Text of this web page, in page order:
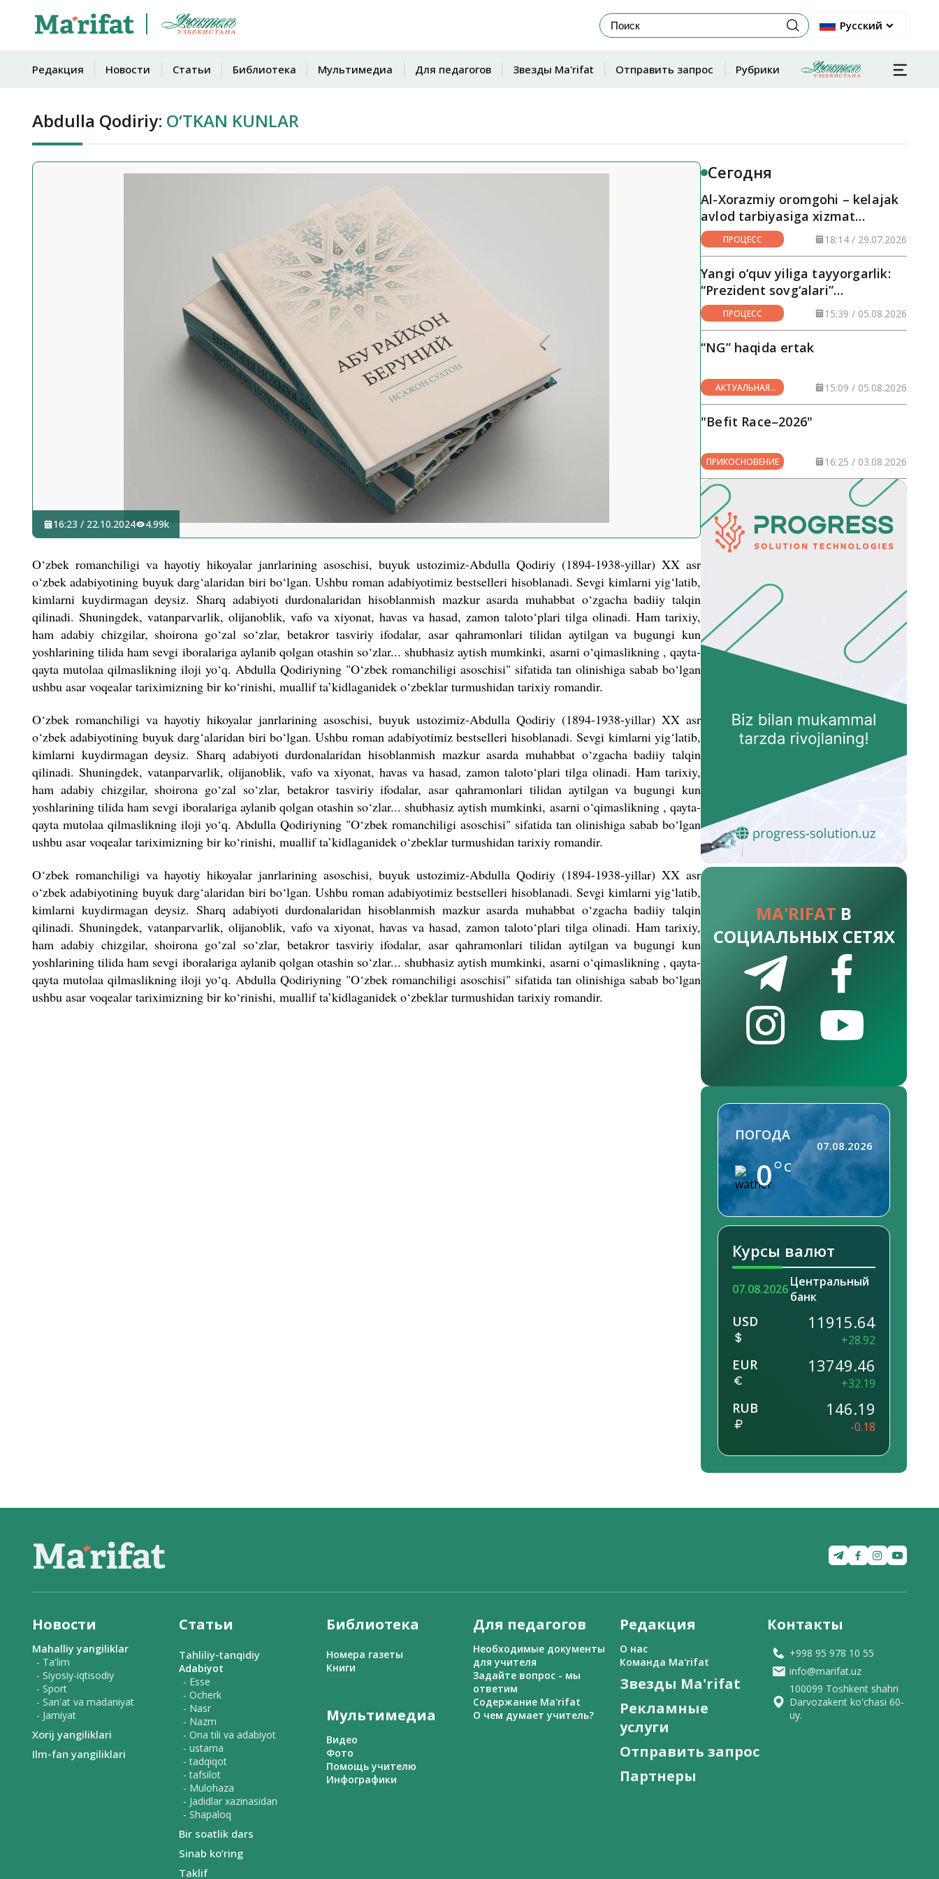
Русский
Редакция Новости Статьи Библиотека Мультимедиа Для педагогов Звезды Ma'rifat Отправить запрос Рубрики
Abdulla Qodiriy: O‘TKAN KUNLAR
16:23 / 22.10.2024 4.99k
O‘zbek romanchiligi va hayotiy hikoyalar janrlarining asoschisi, buyuk ustozimiz-Abdulla Qodiriy (1894-1938-yillar) XX asr
o‘zbek adabiyotining buyuk darg‘alaridan biri bo‘lgan. Ushbu roman adabiyotimiz bestselleri hisoblanadi. Sevgi kimlarni yig‘latib,
kimlarni kuydirmagan deysiz. Sharq adabiyoti durdonalaridan hisoblanmish mazkur asarda muhabbat o‘zgacha badiiy talqin
qilinadi. Shuningdek, vatanparvarlik, olijanoblik, vafo va xiyonat, havas va hasad, zamon taloto‘plari tilga olinadi. Ham tarixiy,
ham adabiy chizgilar, shoirona go‘zal so‘zlar, betakror tasviriy ifodalar, asar qahramonlari tilidan aytilgan va bugungi kun
yoshlarining tilida ham sevgi iboralariga aylanib qolgan otashin so‘zlar... shubhasiz aytish mumkinki, asarni o‘qimaslikning , qayta-
qayta mutolaa qilmaslikning iloji yo‘q. Abdulla Qodiriyning "O‘zbek romanchiligi asoschisi" sifatida tan olinishiga sabab bo‘lgan
ushbu asar voqealar tariximizning bir ko‘rinishi, muallif ta’kidlaganidek o‘zbeklar turmushidan tarixiy romandir.
O‘zbek romanchiligi va hayotiy hikoyalar janrlarining asoschisi, buyuk ustozimiz-Abdulla Qodiriy (1894-1938-yillar) XX asr
o‘zbek adabiyotining buyuk darg‘alaridan biri bo‘lgan. Ushbu roman adabiyotimiz bestselleri hisoblanadi. Sevgi kimlarni yig‘latib,
kimlarni kuydirmagan deysiz. Sharq adabiyoti durdonalaridan hisoblanmish mazkur asarda muhabbat o‘zgacha badiiy talqin
qilinadi. Shuningdek, vatanparvarlik, olijanoblik, vafo va xiyonat, havas va hasad, zamon taloto‘plari tilga olinadi. Ham tarixiy,
ham adabiy chizgilar, shoirona go‘zal so‘zlar, betakror tasviriy ifodalar, asar qahramonlari tilidan aytilgan va bugungi kun
yoshlarining tilida ham sevgi iboralariga aylanib qolgan otashin so‘zlar... shubhasiz aytish mumkinki, asarni o‘qimaslikning , qayta-
qayta mutolaa qilmaslikning iloji yo‘q. Abdulla Qodiriyning "O‘zbek romanchiligi asoschisi" sifatida tan olinishiga sabab bo‘lgan
ushbu asar voqealar tariximizning bir ko‘rinishi, muallif ta’kidlaganidek o‘zbeklar turmushidan tarixiy romandir.
O‘zbek romanchiligi va hayotiy hikoyalar janrlarining asoschisi, buyuk ustozimiz-Abdulla Qodiriy (1894-1938-yillar) XX asr
o‘zbek adabiyotining buyuk darg‘alaridan biri bo‘lgan. Ushbu roman adabiyotimiz bestselleri hisoblanadi. Sevgi kimlarni yig‘latib,
kimlarni kuydirmagan deysiz. Sharq adabiyoti durdonalaridan hisoblanmish mazkur asarda muhabbat o‘zgacha badiiy talqin
qilinadi. Shuningdek, vatanparvarlik, olijanoblik, vafo va xiyonat, havas va hasad, zamon taloto‘plari tilga olinadi. Ham tarixiy,
ham adabiy chizgilar, shoirona go‘zal so‘zlar, betakror tasviriy ifodalar, asar qahramonlari tilidan aytilgan va bugungi kun
yoshlarining tilida ham sevgi iboralariga aylanib qolgan otashin so‘zlar... shubhasiz aytish mumkinki, asarni o‘qimaslikning , qayta-
qayta mutolaa qilmaslikning iloji yo‘q. Abdulla Qodiriyning "O‘zbek romanchiligi asoschisi" sifatida tan olinishiga sabab bo‘lgan
ushbu asar voqealar tariximizning bir ko‘rinishi, muallif ta’kidlaganidek o‘zbeklar turmushidan tarixiy romandir.
Сегодня
Al-Xorazmiy oromgohi – kelajak
avlod tarbiyasiga xizmat
qilayotgan maskan
ПРОЦЕСС 18:14 / 29.07.2026
Yangi o‘quv yiliga tayyorgarlik:
“Prezident sovg‘alari”
hududlarga yetkazilmoqda
ПРОЦЕСС 15:39 / 05.08.2026
“NG” haqida ertak
АКТУАЛЬНАЯ
ТЕМА
15:09 / 05.08.2026
"Befit Race–2026"
ПРИКОСНОВЕНИЕ 16:25 / 03.08.2026
MA'RIFAT В
СОЦИАЛЬНЫХ СЕТЯХ
ПОГОДА
0 C
07.08.2026
Курсы валют
07.08.2026Центральный
банк
USD 11915.64
+28.92
EUR 13749.46
+32.19
RUB 146.19
-0.18
Новости
Mahalliy yangiliklar
- Ta'lim
- Siyosiy-iqtisodiy
- Sport
- San'at va madaniyat
- Jamiyat
Xorij yangiliklari
Ilm-fan yangiliklari
Статьи
Tahliliy-tanqidiy
Adabiyot
- Esse
- Ocherk
- Nasr
- Nazm
- Ona tili va adabiyot
- ustama
- tadqiqot
- tafsilot
- Mulohaza
- Jadidlar xazinasidan
- Shapaloq
Bir soatlik dars
Sinab ko‘ring
Taklif
Библиотека
Номера газеты
Книги
Мультимедиа
Видео
Фото
Помощь учителю
Инфографики
Для педагогов
Необходимые документы
для учителя
Задайте вопрос - мы
ответим
Содержание Ma'rifat
О чем думает учитель?
Редакция
О нас
Команда Ma'rifat
Звезды Ma'rifat
Рекламные
услуги
Отправить запрос
Партнеры
Контакты
+998 95 978 10 55
info@marifat.uz
100099 Toshkent shahri
Darvozakent ko'chasi 60-
uy.